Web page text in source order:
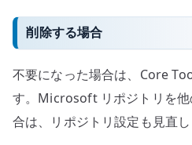
削除する場合
不要になった場合は、Core
す。Microsoft リポジトリを
合は、リポジトリ設定も見直し